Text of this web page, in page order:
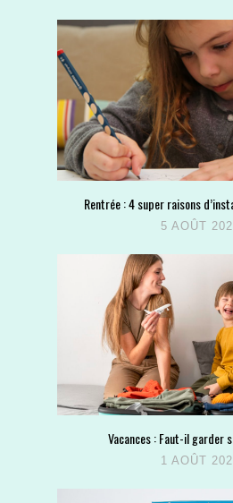
Rentrée : 4 super raisons
5 AOÛT
Vacances : Faut-il garder
1 AOÛT